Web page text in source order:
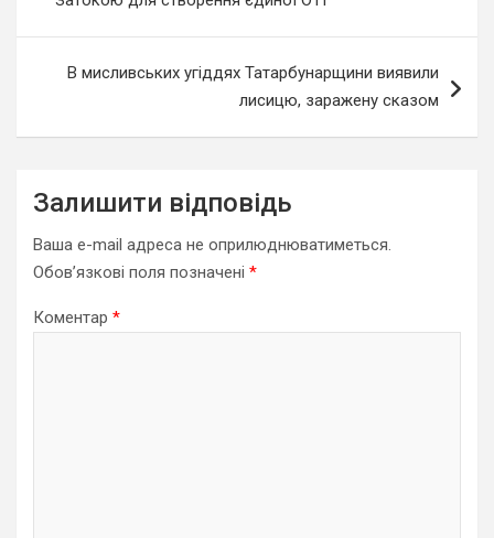
В мисливських угіддях Татарбунарщини виявили
лисицю, заражену сказом
Залишити відповідь
Ваша e-mail адреса не оприлюднюватиметься.
Обов’язкові поля позначені *
Коментар *